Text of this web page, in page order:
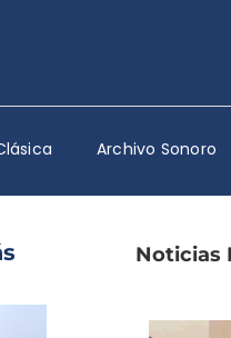
Archivo Sonoro
Noticias